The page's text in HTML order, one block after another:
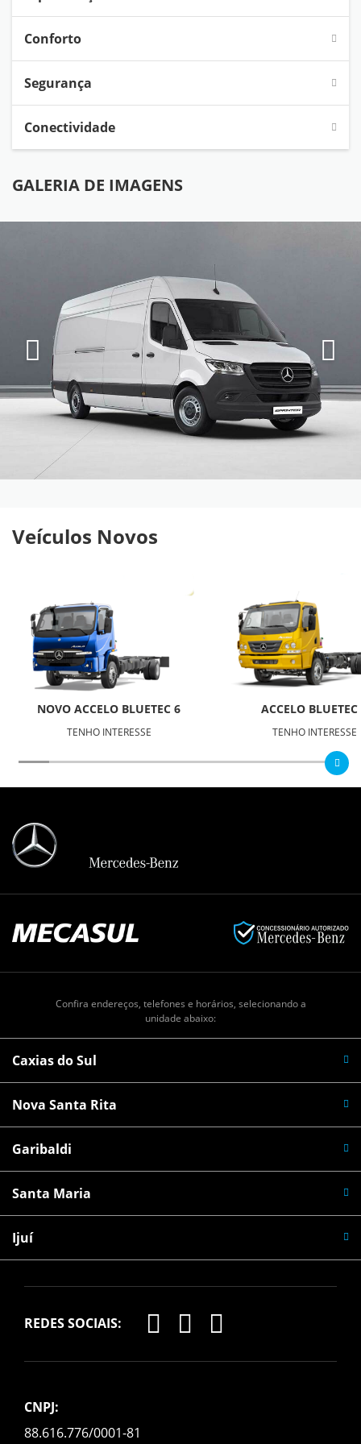
Conforto
Segurança
Conectividade
GALERIA DE IMAGENS
Veículos Novos
NOVO ACCELO BLUETEC 6
TENHO INTERESSE
ACCELO
TENHO INTERESSE
Confira endereços, telefones e horários, selecionando a
unidade abaixo:
Caxias do Sul
Nova Santa Rita
Garibaldi
Santa Maria
Ijuí
REDES SOCIAIS:
CNPJ:
88.616.776/0001-81